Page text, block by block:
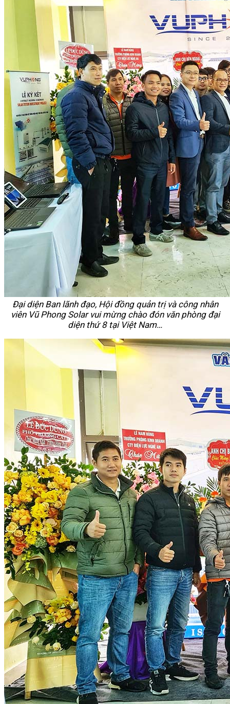
Đại diện Ban lãnh đạo, Hội đồng quản trị và công nhân
viên Vũ Phong Solar vui mừng chào đón văn phòng đại
diện thứ 8 tại Việt Nam…